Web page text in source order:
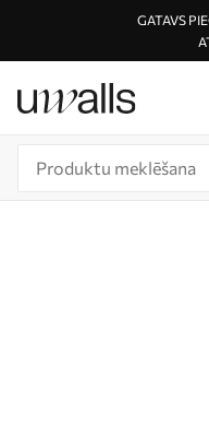
GATAVS